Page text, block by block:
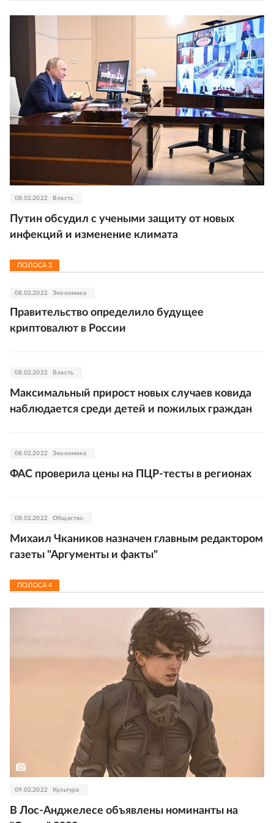
08.02.2022 Власть
Путин обсудил с учеными защиту от новых
инфекций и изменение климата
ПОЛОСА 3
08.02.2022 Экономика
Правительство определило будущее
криптовалют в России
08.02.2022 Власть
Максимальный прирост новых случаев ковида
наблюдается среди детей и пожилых граждан
08.02.2022 Экономика
ФАС проверила цены на ПЦР-тесты в регионах
08.02.2022 Общество
Михаил Чкаников назначен главным редактором
газеты "Аргументы и факты"
ПОЛОСА 4
09.02.2022 Культура
В Лос-Анджелесе объявлены номинанты на